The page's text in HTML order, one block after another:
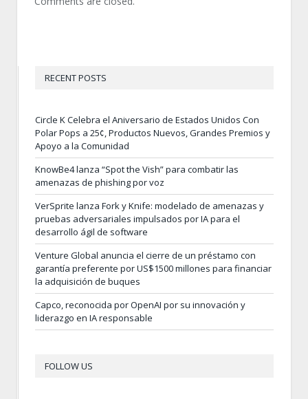
RECENT POSTS
Circle K Celebra el Aniversario de Estados Unidos Con
Polar Pops a 25¢, Productos Nuevos, Grandes Premios y
Apoyo a la Comunidad
KnowBe4 lanza “Spot the Vish” para combatir las
amenazas de phishing por voz
VerSprite lanza Fork y Knife: modelado de amenazas y
pruebas adversariales impulsados por IA para el
desarrollo ágil de software
Venture Global anuncia el cierre de un préstamo con
garantía preferente por US$1500 millones para financiar
la adquisición de buques
Capco, reconocida por OpenAI por su innovación y
liderazgo en IA responsable
FOLLOW US